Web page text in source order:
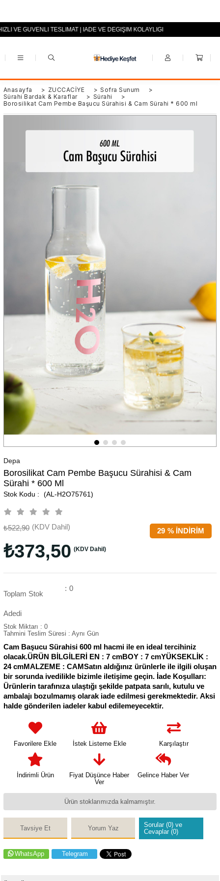
+90 (0553) 694 94 70
VE GÜVENLİ TESLİMAT | İADE VE DEĞİŞİM KOLAYLIĞI
Anasayfa > ZÜCCACİYE > Sofra Sunum
>
Sürahi Bardak & Karaflar
> Sürahi
>
Borosilikat Cam Pembe Başucu Sürahisi & Cam Sürahi * 600 ml
Depa
Borosilikat Cam Pembe Başucu Sürahisi & Cam
Sürahi * 600 Ml
(AL-H2O75761)
%
29 İNDIRIM
₺522,90 (KDV Dahil)
₺373,50 (KDV Dahil)
Toplam Stok
Adedi
: 0
Stok Miktarı : 0
Tahmini Teslim Süresi : Aynı Gün
Cam Başucu Sürahisi 600 ml hacmi ile en ideal tercihiniz
olacak.ÜRÜN BİLGİLERİ EN : 7 cmBOY : 7 cmYÜKSEKLİK :
24 cmMALZEME : CAMSatın aldığınız ürünlerle ile ilgili oluşan
bir sorunda ivedilikle bizimle iletişime geçin. İade Koşulları:
Ürünlerin tarafınıza ulaştığı şekilde patpata sarılı, kutulu ve
ambalajı bozulmamış olarak iade edilmesi gerekmektedir. Aksi
halde gönderilen iadeler kabul edilemeyecektir.
Favorilere Ekle İstek Listeme Ekle Karşılaştır
İndirimli Ürün
Fiyat Düşünce Haber
Ver
Gelince Haber Ver
Ürün stoklarımızda kalmamıştır.
Tavsiye Et Yorum Yaz
Sorular (0) ve
Cevaplar (0)
WhatsApp Telegram